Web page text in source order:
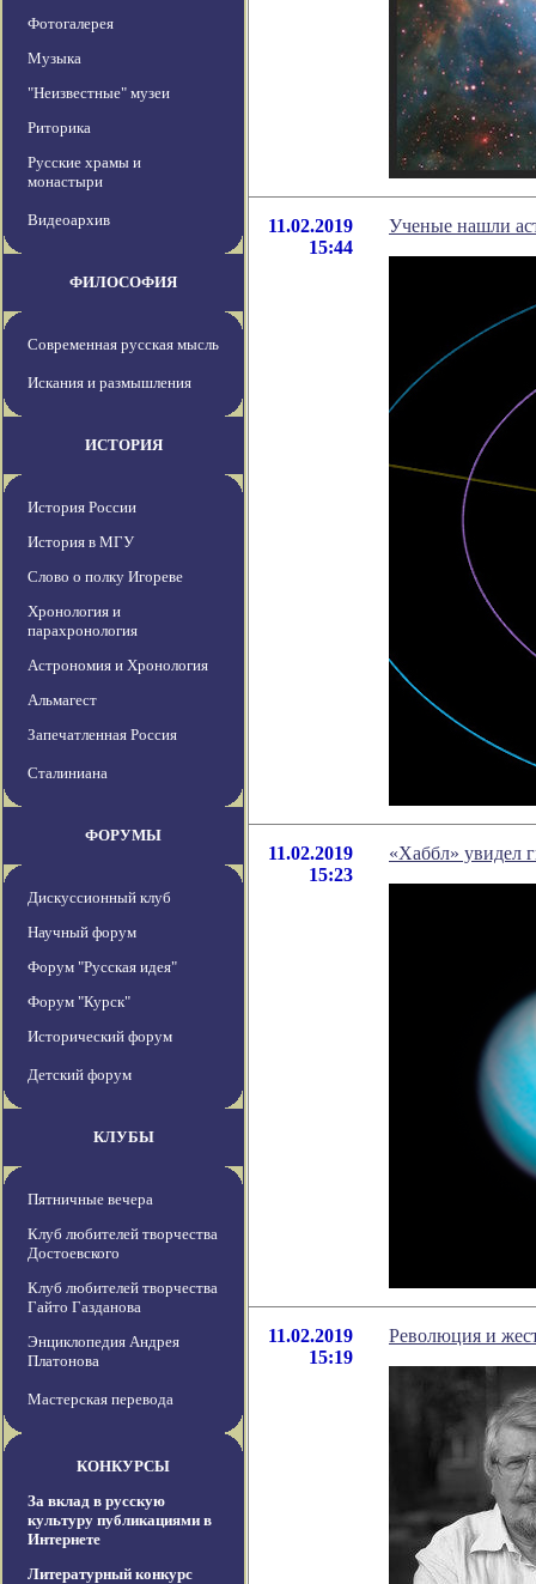
Фотогалерея
Музыка
"Неизвестные" музеи
Риторика
Русские храмы и
монастыри
Видеоархив
ФИЛОСОФИЯ
Современная русская мысль
Искания и размышления
ИСТОРИЯ
История России
История в МГУ
Слово о полку Игореве
Хронология и
парахронология
Астрономия и Хронология
Альмагест
Запечатленная Россия
Сталиниана
ФОРУМЫ
Дискуссионный клуб
Научный форум
Форум "Русская идея"
Форум "Курск"
Исторический форум
Детский форум
КЛУБЫ
Пятничные вечера
Клуб любителей творчества
Достоевского
Клуб любителей творчества
Гайто Газданова
Энциклопедия Андрея
Платонова
Мастерская перевода
КОНКУРСЫ
За вклад в русскую
культуру публикациями в
Интернете
Литературный конкурс
11.02.2019
15:44
Ученые нашли
11.02.2019
15:23
«Хаббл» увидел
11.02.2019
15:19
Революция и